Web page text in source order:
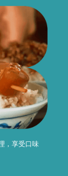
，享受口味